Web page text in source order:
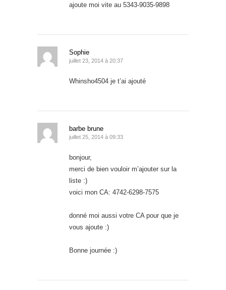
ajoute moi vite au 5343-9035-9898
Sophie
juillet 23, 2014 à 20:37
Whinsho4504 je t’ai ajouté
barbe brune
juillet 25, 2014 à 09:33
bonjour,
merci de bien vouloir m’ajouter sur la
liste :)
voici mon CA: 4742-6298-7575
donné moi aussi votre CA pour que je
vous ajoute :)
Bonne journée :)